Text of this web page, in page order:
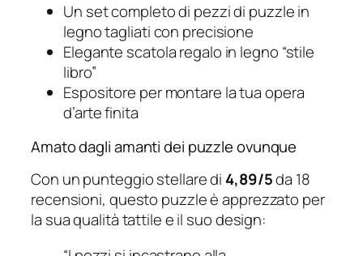
Un set completo di pezzi di puzzle in
legno tagliati con precisione
Elegante scatola regalo in legno “stile
libro”
Espositore per montare la tua opera
d’arte finita
Amato dagli amanti dei puzzle ovunque
Con un punteggio stellare di 4,89/5da 18
recensioni, questo puzzle è apprezzato per
la sua qualità tattile e il suo design: